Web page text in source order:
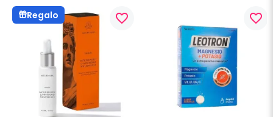
Regalo favorite_border favorite_border